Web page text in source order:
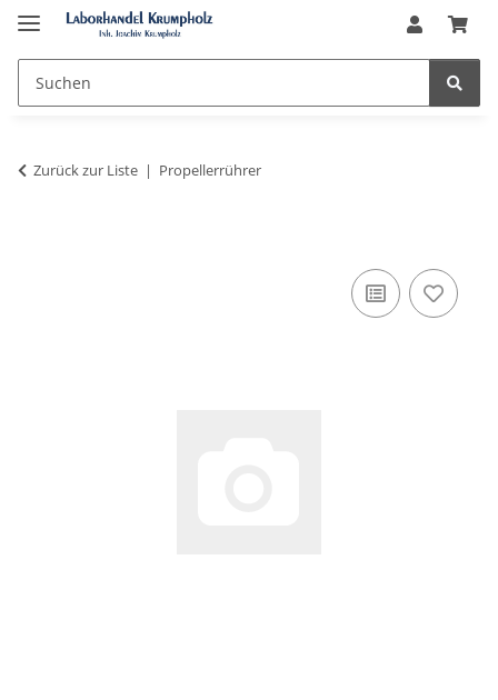
Zurück zur Liste Propellerrührer